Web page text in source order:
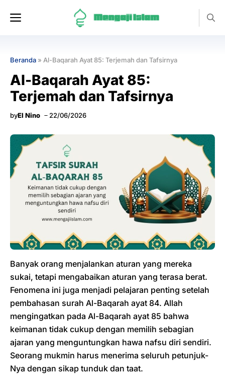
Menu
Beranda » Al-Baqarah Ayat 85: Terjemah dan Tafsirnya
Al-Baqarah Ayat 85:
Terjemah dan Tafsirnya
byEl Nino 22/06/2026
Banyak orang menjalankan aturan yang mereka
sukai, tetapi mengabaikan aturan yang terasa berat.
Fenomena ini juga menjadi pelajaran penting setelah
pembahasan surah Al-Baqarah ayat 84. Allah
mengingatkan pada Al-Baqarah ayat 85 bahwa
keimanan tidak cukup dengan memilih sebagian
ajaran yang menguntungkan hawa nafsu diri sendiri.
Seorang mukmin harus menerima seluruh petunjuk-
Nya dengan sikap tunduk dan taat.